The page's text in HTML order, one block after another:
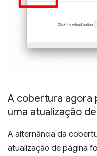
A cobertura agora
uma atualização
A alternância da
atualização de página